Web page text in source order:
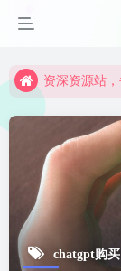
资深资源站
【启明网】找项
资深资源站
【启明网】找项
chatgpt购买